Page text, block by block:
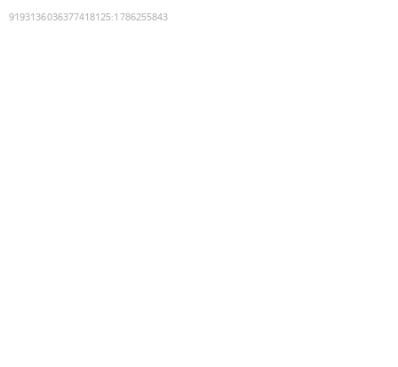
9193136036377418125:1786255843